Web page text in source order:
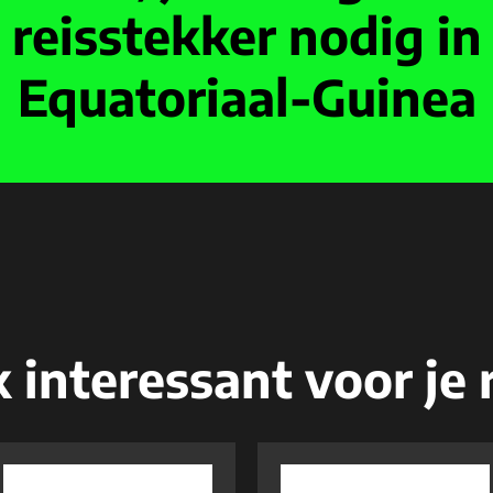
reisstekker nodig in
Equatoriaal-Guinea
interessant voor je